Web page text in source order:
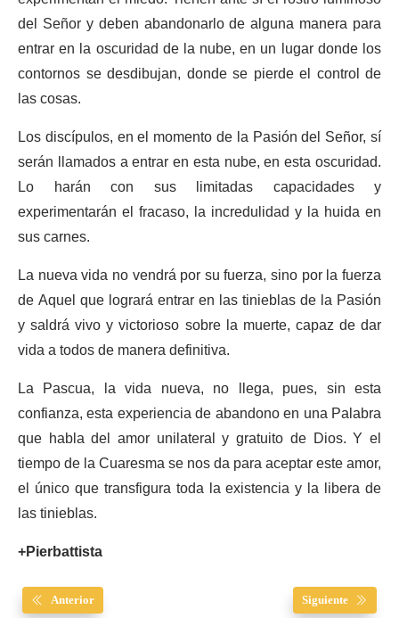
del Señor y deben abandonarlo de alguna manera para
entrar en la oscuridad de la nube, en un lugar donde los
contornos se desdibujan, donde se pierde el control de
las cosas.
Los discípulos, en el momento de la Pasión del Señor, sí
serán llamados a entrar en esta nube, en esta oscuridad.
Lo harán con sus limitadas capacidades y
experimentarán el fracaso, la incredulidad y la huida en
sus carnes.
La nueva vida no vendrá por su fuerza, sino por la fuerza
de Aquel que logrará entrar en las tinieblas de la Pasión
y saldrá vivo y victorioso sobre la muerte, capaz de dar
vida a todos de manera definitiva.
La Pascua, la vida nueva, no llega, pues, sin esta
confianza, esta experiencia de abandono en una Palabra
que habla del amor unilateral y gratuito de Dios. Y el
tiempo de la Cuaresma se nos da para aceptar este amor,
el único que transfigura toda la existencia y la libera de
las tinieblas.
+Pierbattista
Anterior Siguiente